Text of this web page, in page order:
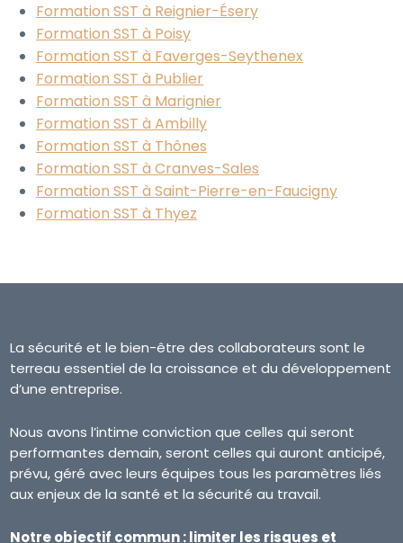
Formation SST à Reignier-Ésery
Formation SST à Poisy
Formation SST à Faverges-Seythenex
Formation SST à Publier
Formation SST à Marignier
Formation SST à Ambilly
Formation SST à Thônes
Formation SST à Cranves-Sales
Formation SST à Saint-Pierre-en-Faucigny
Formation SST à Thyez
La sécurité et le bien-être des collaborateurs sont le
terreau essentiel de la croissance et du développement
d’une entreprise.
Nous avons l’intime conviction que celles qui seront
performantes demain, seront celles qui auront anticipé,
prévu, géré avec leurs équipes tous les paramètres liés
aux enjeux de la santé et la sécurité au travail.
Notre objectif commun : limiter les risques et